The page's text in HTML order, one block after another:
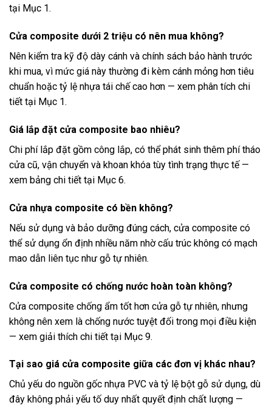
tại Mục 1.
Cửa composite dưới 2 triệu có nên mua không?
Nên kiểm tra kỹ độ dày cánh và chính sách bảo hành trước
khi mua, vì mức giá này thường đi kèm cánh mỏng hơn tiêu
chuẩn hoặc tỷ lệ nhựa tái chế cao hơn — xem phân tích chi
tiết tại Mục 1.
Giá lắp đặt cửa composite bao nhiêu?
Chi phí lắp đặt gồm công lắp, có thể phát sinh thêm phí tháo
cửa cũ, vận chuyển và khoan khóa tùy tình trạng thực tế —
xem bảng chi tiết tại Mục 6.
Cửa nhựa composite có bền không?
Nếu sử dụng và bảo dưỡng đúng cách, cửa composite có
thể sử dụng ổn định nhiều năm nhờ cấu trúc không có mạch
mao dẫn liên tục như gỗ tự nhiên.
Cửa composite có chống nước hoàn toàn không?
Cửa composite chống ẩm tốt hơn cửa gỗ tự nhiên, nhưng
không nên xem là chống nước tuyệt đối trong mọi điều kiện
— xem giải thích chi tiết tại Mục 9.
Tại sao giá cửa composite giữa các đơn vị khác nhau?
Chủ yếu do nguồn gốc nhựa PVC và tỷ lệ bột gỗ sử dụng, dù
đây không phải yếu tố duy nhất quyết định chất lượng —